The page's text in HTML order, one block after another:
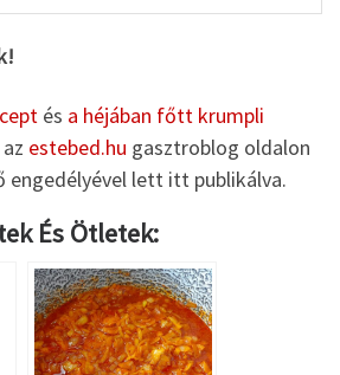
és a héjában főtt krumpli
estebed.hu gasztroblog oldalon
engedélyével lett itt publikálva.
És Ötletek: